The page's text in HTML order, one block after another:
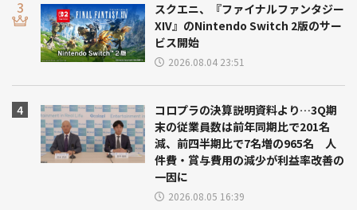
スクエニ、『ファイナルファンタジー
XIV』のNintendo Switch 2版のサー
ビス開始
2026.08.04 23:51
コロプラの決算説明資料より…3Q期
末の従業員数は前年同期比で201名
減、前四半期比で7名増の965名 人
件費・賞与費用の減少が利益率改善の
一因に
2026.08.05 16:39